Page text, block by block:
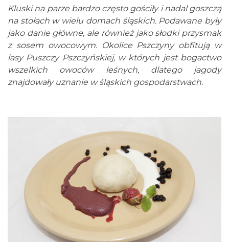
Kluski na parze bardzo często gościły i nadal goszczą
na stołach w wielu domach śląskich. Podawane były
jako danie główne, ale również jako słodki przysmak
z sosem owocowym. Okolice Pszczyny obfitują w
lasy Puszczy Pszczyńskiej, w których jest bogactwo
wszelkich owoców leśnych, dlatego jagody
znajdowały uznanie w śląskich gospodarstwach.